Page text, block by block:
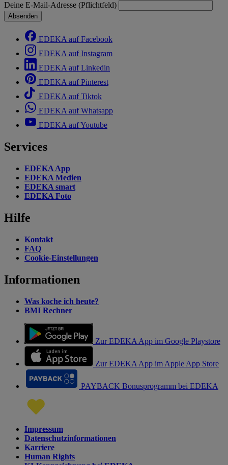
Deine E-Mail-Adresse (Pflichtfeld)
Absenden
EDEKA auf Facebook
EDEKA auf Instagram
EDEKA auf Linkedin
EDEKA auf Pinterest
EDEKA auf Tiktok
EDEKA auf Whatsapp
EDEKA auf Youtube
Services
EDEKA App
EDEKA Medien
EDEKA smart
EDEKA Foto
Hilfe
Kontakt
FAQ
Cookie-Einstellungen
Informationen
Was koche ich heute?
BMI Rechner
Zur EDEKA App im Google Playstore
Zur EDEKA App im Apple App Store
PAYBACK Bonusprogramm bei EDEKA
Impressum
Datenschutzinformationen
Karriere
Human Rights